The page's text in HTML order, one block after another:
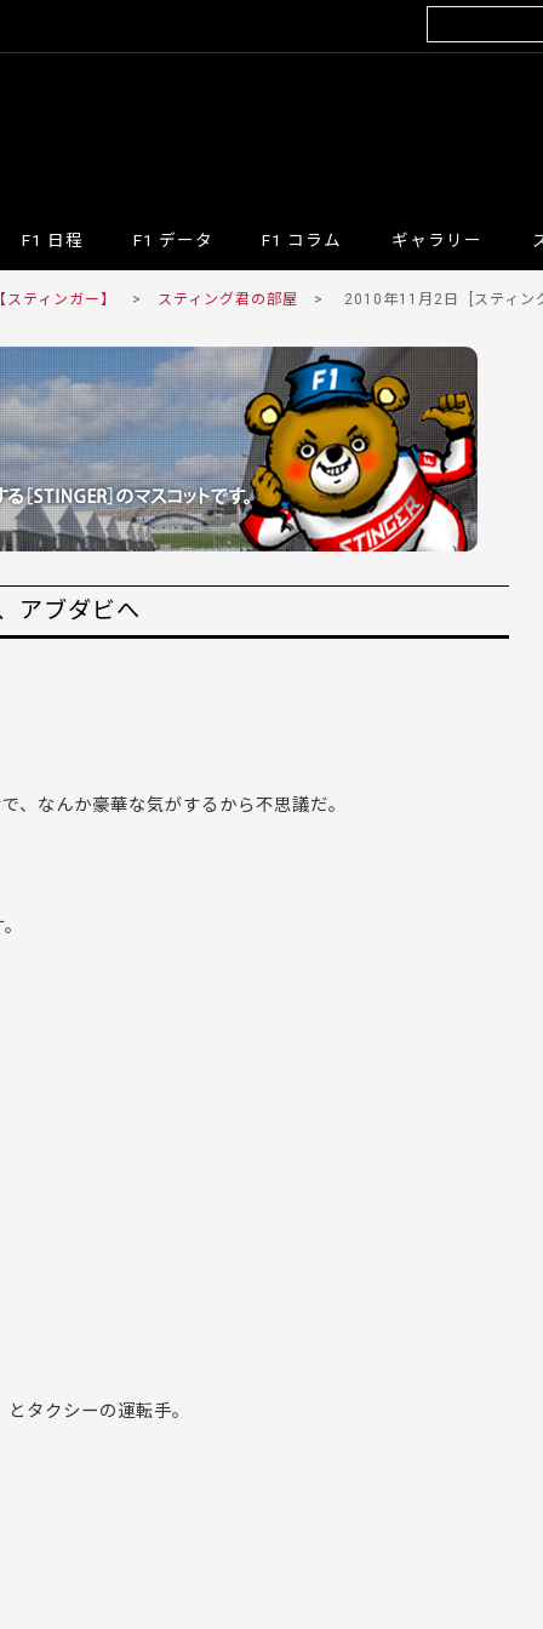
F1 日程 F1 データ F1 コラム ギャラリー
ティンガー】 > スティング君の部屋 > 2010年11月2日 [スティン
アブダビへ
、なんか豪華な気がするから不思議だ。
タクシーの運転手。